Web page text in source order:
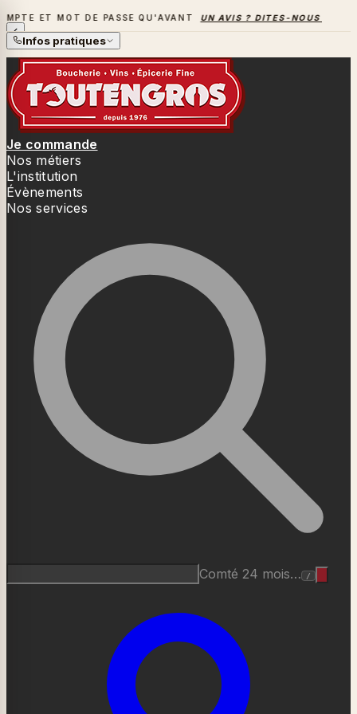
DE PASSE QU'AVANT UN AVIS ? DITES-NOUS TOUT →
LA SAISON DES BARBECUES BAT SON PLEIN
Infos pratiques
Je commande
Nos métiers
L'institution
Évènements
Nos services
Roquefort AOP… /